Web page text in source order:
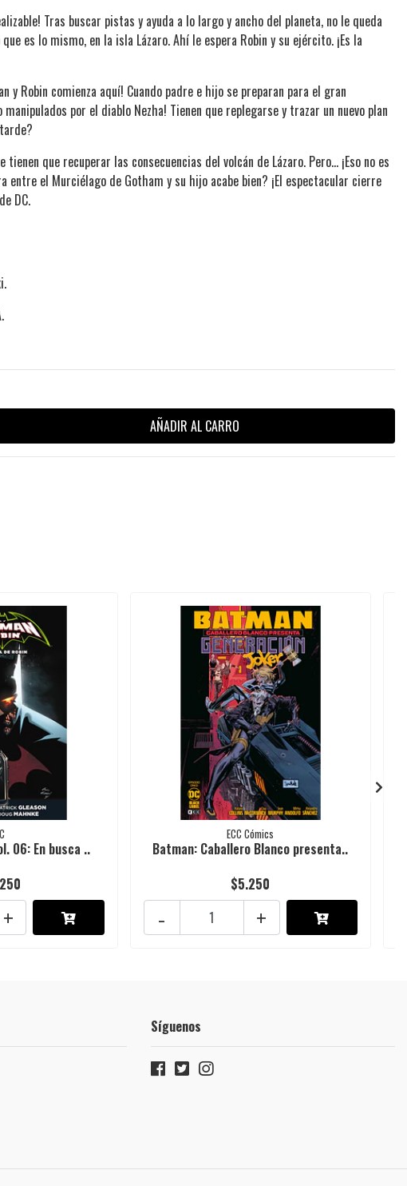
Tras buscar pistas y ayuda a lo largo y ancho del planeta, no le queda
es lo mismo, en la isla Lázaro. Ahí le espera Robin y su ejército. ¡Es la
y Robin comienza aquí! Cuando padre e hijo se preparan para el gran
por el diablo Nezha! Tienen que replegarse y trazar un nuevo plan
que recuperar las consecuencias del volcán de Lázaro. Pero… ¡Eso no es
entre el Murciélago de Gotham y su hijo acabe bien? ¡El espectacular cierre
DC.
06: En busca ..
+
ECC Cómics
Batman: Caballero Blanco presenta..
$5.250
+
-
Síguenos